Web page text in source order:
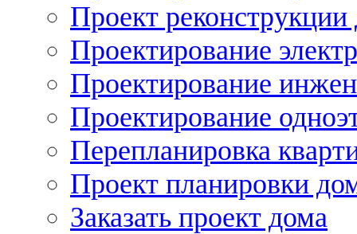
Проект реконструкции
Проектирование
Проектирование
Проектирование
Перепланировка
Проект планировки
Заказать проект дома